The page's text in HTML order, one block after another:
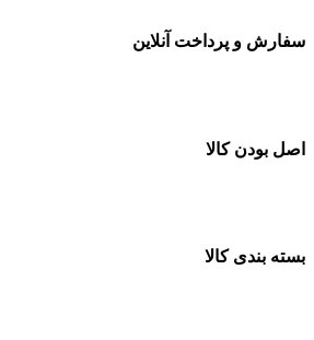
سفارش و پرداخت آنلاین
اصل بودن کالا
بسته بندی کالا